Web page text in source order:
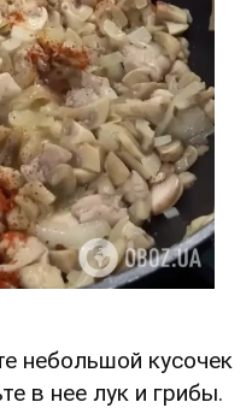
небольшой кусочек
в нее лук и грибы.